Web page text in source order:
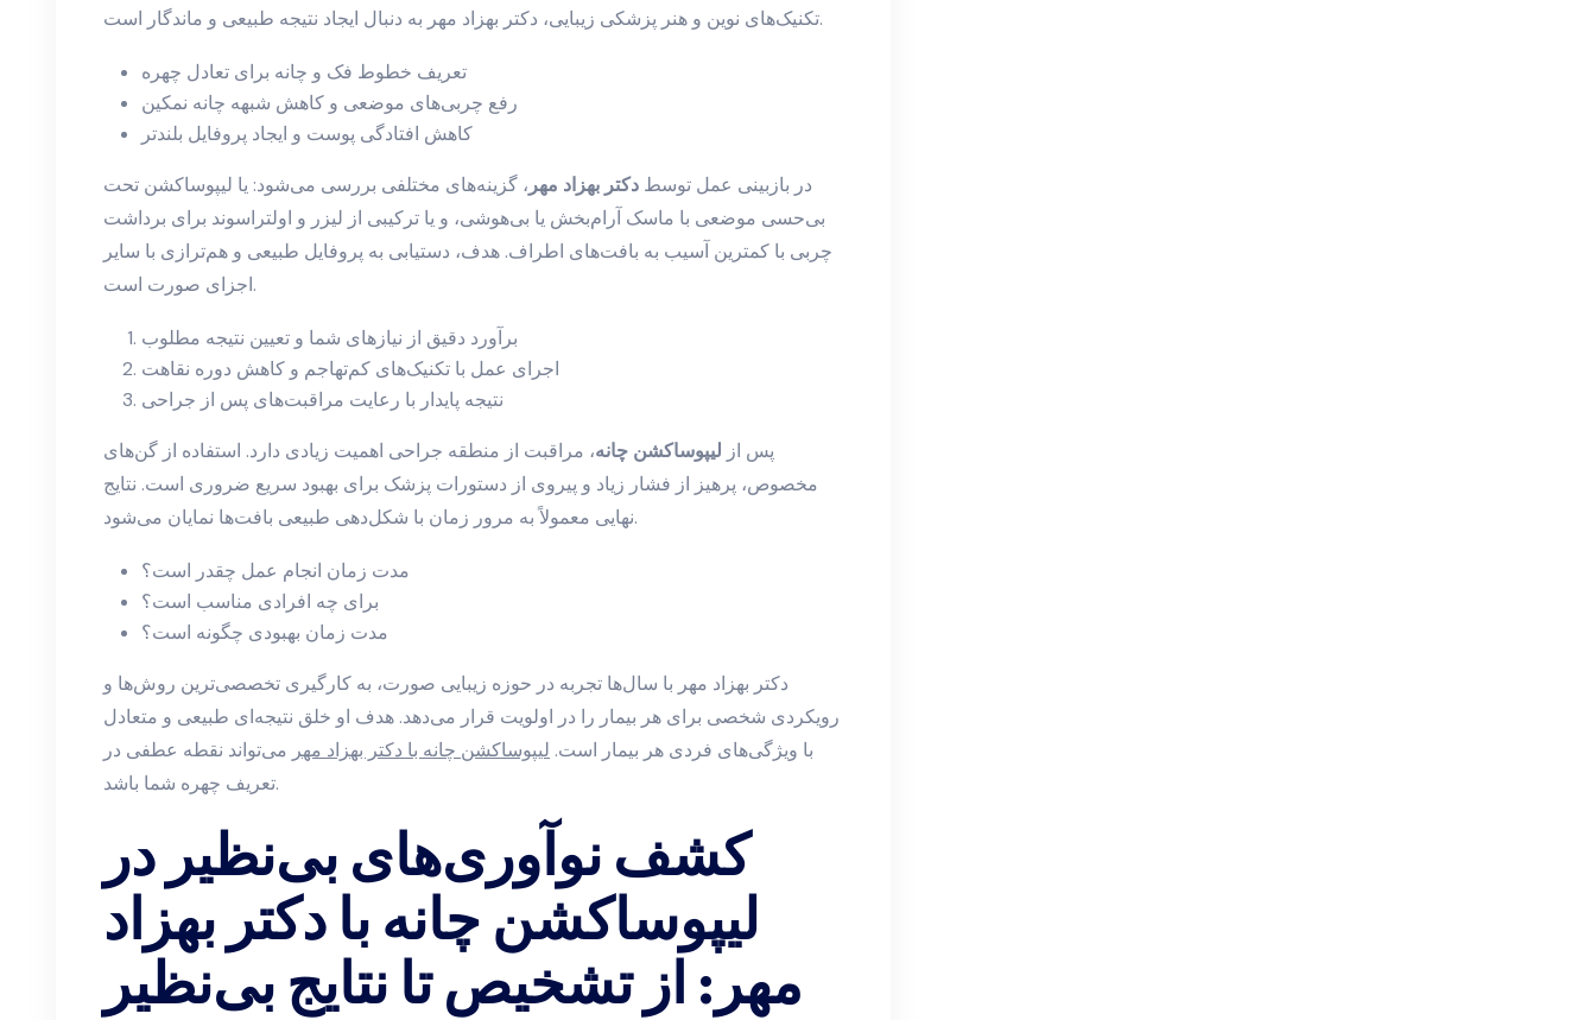
تکنیک‌های نوین و هنر پزشکی زیبایی، دکتر بهزاد مهر به دنبال ایجاد نتیجه طبیعی و ماندگار است.
تعریف خطوط فک و چانه برای تعادل چهره
رفع چربی‌های موضعی و کاهش شبهه چانه نمکین
کاهش افتادگی پوست و ایجاد پروفایل بلندتر
در بازبینی عمل توسط دکتر بهزاد مهر ، گزینه‌های مختلفی بررسی می‌شود: یا لیپوساکشن تحت
بی‌حسی موضعی با ماسک آرام‌بخش یا بی‌هوشی، و یا ترکیبی از لیزر و اولتراسوند برای برداشت
چربی با کمترین آسیب به بافت‌های اطراف. هدف، دستیابی به پروفایل طبیعی و هم‌ترازی با سایر
اجزای صورت است.
برآورد دقیق از نیازهای شما و تعیین نتیجه مطلوب
اجرای عمل با تکنیک‌های کم‌تهاجم و کاهش دوره نقاهت
نتیجه پایدار با رعایت مراقبت‌های پس از جراحی
پس از لیپوساکشن چانه، مراقبت از منطقه جراحی اهمیت زیادی دارد. استفاده از گن‌های
مخصوص، پرهیز از فشار زیاد و پیروی از دستورات پزشک برای بهبود سریع ضروری است. نتایج
نهایی معمولاً به مرور زمان با شکل‌دهی طبیعی بافت‌ها نمایان می‌شود.
مدت زمان انجام عمل چقدر است؟
برای چه افرادی مناسب است؟
مدت زمان بهبودی چگونه است؟
دکتر بهزاد مهر با سال‌ها تجربه در حوزه زیبایی صورت، به کارگیری تخصصی‌ترین روش‌ها و
رویکردی شخصی برای هر بیمار را در اولویت قرار می‌دهد. هدف او خلق نتیجه‌ای طبیعی و متعادل
با ویژگی‌های فردی هر بیمار است. لیپوساکشن چانه با دکتر بهزاد مهر می‌تواند نقطه عطفی در
تعریف چهره شما باشد.
کشف نوآوری‌های بی‌نظیر در
لیپوساکشن چانه با دکتر بهزاد
مهر: از تشخیص تا نتایج بی‌نظیر